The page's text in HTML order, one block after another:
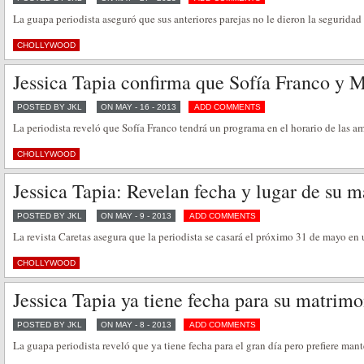
La guapa periodista aseguró que sus anteriores parejas no le dieron la
CHOLLYWOOD
Jessica Tapia confirma que Sofía Franco y
POSTED BY JKL ON MAY - 16 - 2013 ADD COMMENTS
La periodista reveló que Sofía Franco tendrá un programa en el horario de las
CHOLLYWOOD
Jessica Tapia: Revelan fecha y lugar de su
POSTED BY JKL ON MAY - 9 - 2013 ADD COMMENTS
La revista Caretas asegura que la periodista se casará el próximo 31 de mayo
CHOLLYWOOD
Jessica Tapia ya tiene fecha para su
POSTED BY JKL ON MAY - 8 - 2013 ADD COMMENTS
La guapa periodista reveló que ya tiene fecha para el gran día pero prefiere